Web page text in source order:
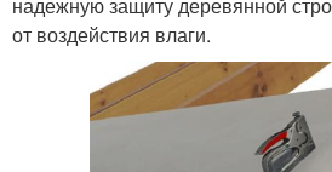
надежную защиту деревянной
от воздействия влаги.